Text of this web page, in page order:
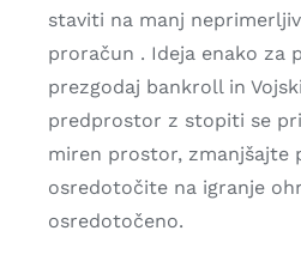
staviti na manj
proračun . Ideja enako za
prezgodaj bankroll in
predprostor z stopiti se
miren prostor, zmanjšajte
osredotočite na igranje
osredotočeno.